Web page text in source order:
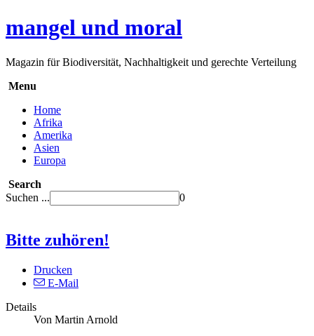
mangel und moral
Magazin für Biodiversität, Nachhaltigkeit und gerechte Verteilung
Menu
Home
Afrika
Amerika
Asien
Europa
Search
Suchen ...
0
Bitte zuhören!
Drucken
E-Mail
Details
Von Martin Arnold